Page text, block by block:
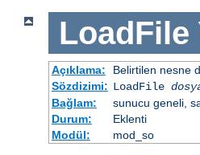
LoadFile
Açıklama:
Belirtilen nesne
Sözdizimi: LoadFile
Bağlam:
sunucu geneli,
Durum:
Eklenti
Modül:
mod_so